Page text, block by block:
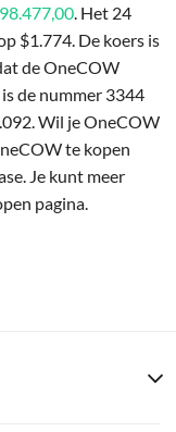
. Het 24
$1.774. De koers is
de OneCOW
de nummer 3344
Wil je OneCOW
te kopen
Je kunt meer
pagina.